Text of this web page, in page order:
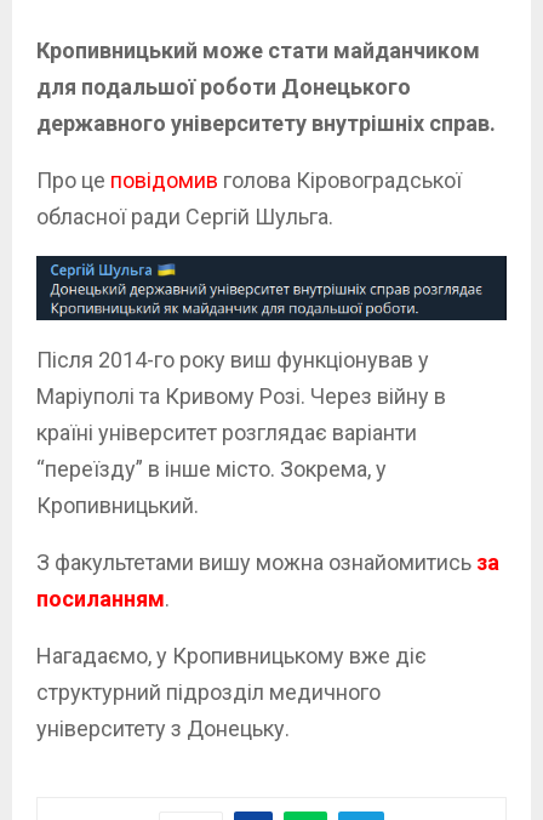
Кропивницький може стати майданчиком
для подальшої роботи Донецького
державного університету внутрішніх справ.
Про це повідомив голова Кіровоградської
обласної ради Сергій Шульга.
Після 2014-го року виш функціонував у
Маріуполі та Кривому Розі. Через війну в
країні університет розглядає варіанти
“переїзду” в інше місто. Зокрема, у
Кропивницький.
З факультетами вишу можна ознайомитись за
посиланням.
Нагадаємо, у Кропивницькому вже діє
структурний підрозділ медичного
університету з Донецьку.